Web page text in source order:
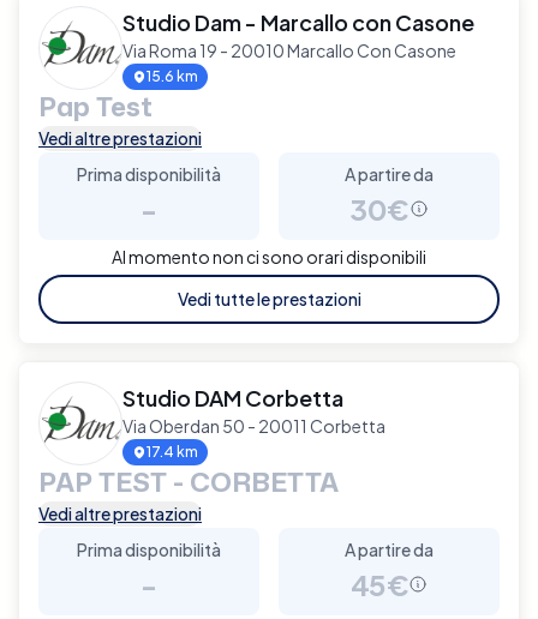
Studio Dam - Marcallo con Casone
Via Roma 19 - 20010 Marcallo Con Casone
15.6 km
Pap Test
Vedi altre prestazioni
Prima disponibilità
-
A partire da
30€
Al momento non ci sono orari disponibili
Vedi tutte le prestazioni
Studio DAM Corbetta
Via Oberdan 50 - 20011 Corbetta
17.4 km
PAP TEST - CORBETTA
Vedi altre prestazioni
Prima disponibilità
-
A partire da
45€